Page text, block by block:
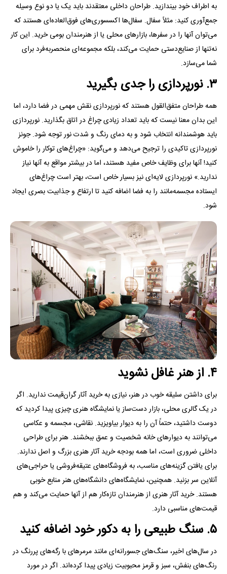
به اطراف خود بیندازید. طراحان داخلی معتقدند باید یک یا دو نوع وسیله
جمع‌آوری کنید: مثلاً سفال. سفال‌ها اکسسوری‌های فوق‌العاده‌ای هستند که
می‌توان آنها را در سفرها، بازار‌های محلی یا از هنرمندان بومی خرید. این کار
نه‌تنها از صنایع‌دستی حمایت می‌کند، بلکه مجموعه‌ای منحصر‌به‌فرد برای
شما می‌سازد.
۳. نورپردازی را جدی بگیرید
همه طراحان متفق‌القول هستند که نورپردازی نقش مهمی در فضا دارد، اما
این بدان معنا نیست که باید تعداد زیادی چراغ در اتاق بگذارید. نورپردازی
باید هوشمندانه انتخاب شود و به دمای رنگ و شدت نور توجه شود. جونز
نورپردازی تاکیدی را ترجیح می‌دهد و می‌گوید: «چراغ‌های توکار را خاموش
کنید! آنها برای وظایف خاص مفید هستند، اما در بیشتر مواقع به آنها نیاز
ندارید.» نورپردازی لایه‌ای نیز بسیار خاص است، بهتر است چراغ‌های
ایستاده مجسمه‌مانند را به فضا اضافه کنید تا ارتفاع و جذابیت بصری ایجاد
شود.
۴. از هنر غافل نشوید
برای داشتن سلیقه خوب در هنر، نیازی به خرید آثار گران‌قیمت ندارید. اگر
در یک گالری محلی، بازار دست‌ساز یا نمایشگاه هنری چیزی پیدا کردید که
دوست داشتید، حتماً آن را به دیوار بیاویزید. نقاشی، مجسمه و عکاسی
می‌توانند به دیوار‌های خانه شخصیت و عمق ببخشند. هنر برای طراحی
داخلی ضروری است، اما همه بودجه خرید آثار هنری بزرگ و اصل ندارند.
برای یافتن گزینه‌های مناسب، به فروشگاه‌های عتیقه‌فروشی یا حراجی‌های
آنلاین سر بزنید. همچنین، نمایشگاه‌های دانشگاه‌های هنر منابع خوبی
هستند. خرید آثار هنری از هنرمندان تازه‌کار هم از آنها حمایت می‌کند و هم
قیمت‌های مناسبی دارد.
۵. سنگ طبیعی را به دکور خود اضافه کنید
در سال‌های اخیر، سنگ‌های جسورانه‌ای مانند مرمر‌های با رگه‌های پررنگ در
رنگ‌های بنفش، سبز و قرمز محبوبیت زیادی پیدا کرده‌اند. اگر در مورد